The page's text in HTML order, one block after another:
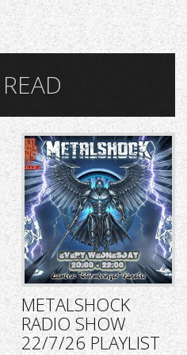
METALSHOCK
RADIO SHOW
22/7/26 PLAYLIST